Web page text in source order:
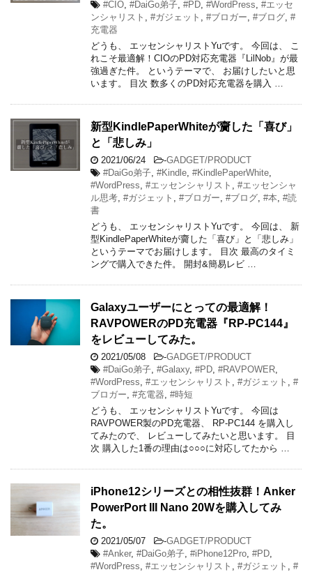
#CIO #DaiGo弟子 #PD #WordPress #エッセ
ンシャリスト
#ガジェット #ブロガー #ブログ #
充電器
どうも、 エッセンシャリストYuです。 今回は、 こ
れこそ最適解！CIOのPD対応充電器『LilNob』が最
強過ぎた件。 というテーマで、 お届けしたいと思
います。 目次 数多くのPD対応充電器を購入 …
新型KindlePaperWhiteが齎した「喜び」
と「悲しみ」
2021/06/24 -GADGET/PRODUCT
#DaiGo弟子 #Kindle #KindlePaperWhite
#WordPress #エッセンシャリスト
#エッセンシャ
ル思考 #ガジェット #ブロガー #ブログ #本 #読
書
どうも、 エッセンシャリストYuです。 今回は、 新
型KindlePaperWhiteが齎した「喜び」と「悲しみ」
というテーマでお届けします。 目次 最高のタイミ
ングで購入できた件。 開封&簡易レビ …
Galaxyユーザーにとっての最適解！
RAVPOWERのPD充電器『RP-PC144』
をレビューしてみた。
2021/05/08 -GADGET/PRODUCT
#DaiGo弟子 #Galaxy, #PD #RAVPOWER
#WordPress #エッセンシャリスト #ガジェット
#
ブロガー #充電器 #時短
どうも、 エッセンシャリストYuです。 今回は
RAVPOWER製のPD充電器、 RP-PC144 を購入し
てみたので、 レビューしてみたいと思います。 目
次 購入した1番の理由は○○○に対応してたから …
iPhone12シリーズとの相性抜群！Anker
PowerPort III Nano 20Wを購入してみ
た。
2021/05/07 -GADGET/PRODUCT
#Anker, #DaiGo弟子 #iPhone12Pro #PD
#WordPress #エッセンシャリスト #ガジェット
#